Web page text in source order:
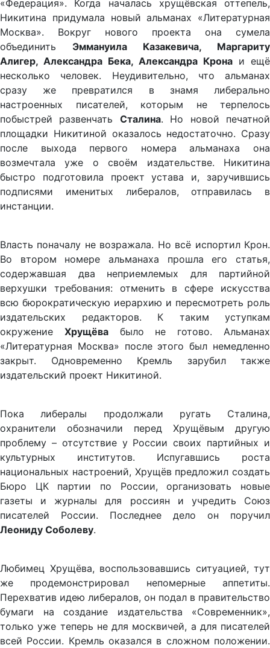
«Федерация». Когда началась хрущёвская оттепель,
Никитина придумала новый альманах «Литературная
Москва». Вокруг нового проекта она сумела
объединить Эммануила Казакевича, Маргариту
Алигер, Александра Бека, Александра Крона и ещё
несколько человек. Неудивительно, что альманах
сразу же превратился в знамя либерально
настроенных писателей, которым не терпелось
побыстрей развенчать Сталина. Но новой печатной
площадки Никитиной оказалось недостаточно. Сразу
после выхода первого номера альманаха она
возмечтала уже о своём издательстве. Никитина
быстро подготовила проект устава и, заручившись
подписями именитых либералов, отправилась в
инстанции.
Власть поначалу не возражала. Но всё испортил Крон.
Во втором номере альманаха прошла его статья,
содержавшая два неприемлемых для партийной
верхушки требования: отменить в сфере искусства
всю бюрократическую иерархию и пересмотреть роль
издательских редакторов. К таким уступкам
окружение Хрущёвабыло не готово. Альманах
«Литературная Москва» после этого был немедленно
закрыт. Одновременно Кремль зарубил также
издательский проект Никитиной.
Пока либералы продолжали ругать Сталина,
охранители обозначили перед Хрущёвым другую
проблему – отсутствие у России своих партийных и
культурных институтов. Испугавшись роста
национальных настроений, Хрущёв предложил создать
Бюро ЦК партии по России, организовать новые
газеты и журналы для россиян и учредить Союз
писателей России. Последнее дело он поручил
Леониду Соболеву.
Любимец Хрущёва, воспользовавшись ситуацией, тут
же продемонстрировал непомерные аппетиты.
Перехватив идею либералов, он подал в правительство
бумаги на создание издательства «Современник»,
только уже теперь не для москвичей, а для писателей
всей России. Кремль оказался в сложном положении.